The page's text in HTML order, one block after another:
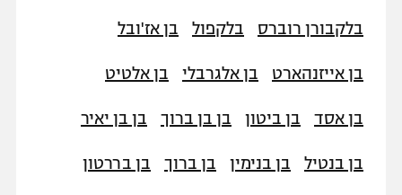
בלקבורן רוברס בלקפול בן אז'ובל
בן אייזנהארט בן אלגרבלי בן אלטיט
בן אסד בן ביטון בן בן ברוך בן בן יאיר
בן בנטיל בן בנימין בן ברוך בן בררטון